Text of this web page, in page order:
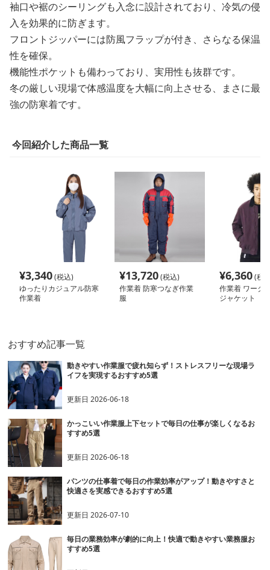
袖口や裾のシーリングも入念に設計されており、冷気の侵
入を効果的に防ぎます。
フロントジッパーには防風フラップが付き、さらなる保温
性を確保。
機能性ポケットも備わっており、実用性も抜群です。
冬の厳しい現場で体感温度を大幅に向上させる、まさに最
強の防寒着です。
今回紹介した商品一覧
¥3,340(税込)
ゆったりカジュアル防寒
作業着
¥13,720(税込)
作業着 防寒つなぎ作業
服
¥6,360(税
作業着 ワーク
ジャケット
おすすめ記事一覧
動きやすい作業服で疲れ知らず！ストレスフリーな現場ラ
イフを実現するおすすめ5選
更新日2026-06-18
かっこいい作業服上下セットで毎日の仕事が楽しくなるお
すすめ5選
更新日2026-06-18
パンツの仕事着で毎日の作業効率がアップ！動きやすさと
快適さを実感できるおすすめ5選
更新日2026-07-10
毎日の業務効率が劇的に向上！快適で動きやすい業務服お
すすめ5選